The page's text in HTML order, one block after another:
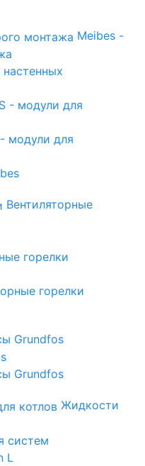
Meibes -
- модули для
модули для
Вентиляторные
горелки
горелки
Grundfos
Grundfos
Жидкости